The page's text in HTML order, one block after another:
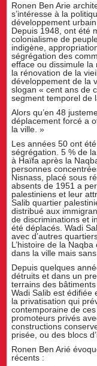
Ronen Ben Arie
s’intéresse à la
développement
Depuis 1948, ont été
colonialisme de
indigène,
ségrégation des
efface ou dissimule
la rénovation de la
développement de la
slogan « cent ans de
segment temporel de
Alors qu’en 48
déplacement forcé a
la ville. »
Les années 50 ont
ségrégation. 5 % de
à Haïfa après la
personnes
Nisnass, placé sous
absents de 1951 a
palestiniens et leur
Salib quartier
distribué aux
de discriminations et
été déplacés. Wadi
avec d’autres
L’histoire de la
dans la ville mais
Depuis quelques
détruits et dans un
terrains des
Wadi Salib est édifiée
la privatisation qui
contemporaine de
promoteurs privés
constructions
prisée, ou des blocs
Ronen Ben Arié
récents :